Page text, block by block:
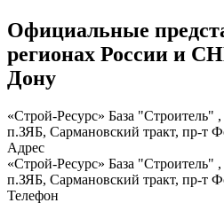
Официальные
регионах России и
Дону
«Строй-Ресурс» База "Строитель"
п.ЗЯБ, Сармановский тракт, пр-т
Адрес
«Строй-Ресурс» База "Строитель"
п.ЗЯБ, Сармановский тракт, пр-т
Телефон